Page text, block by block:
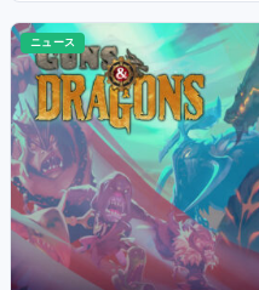
ニュース